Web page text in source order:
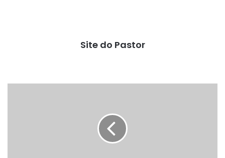
Site do Pastor